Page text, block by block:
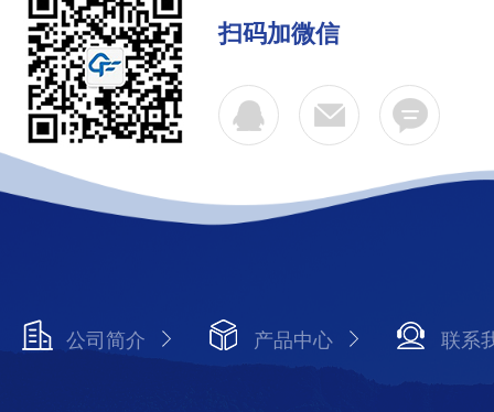
扫码加微信
公司简介 产品中心 联系